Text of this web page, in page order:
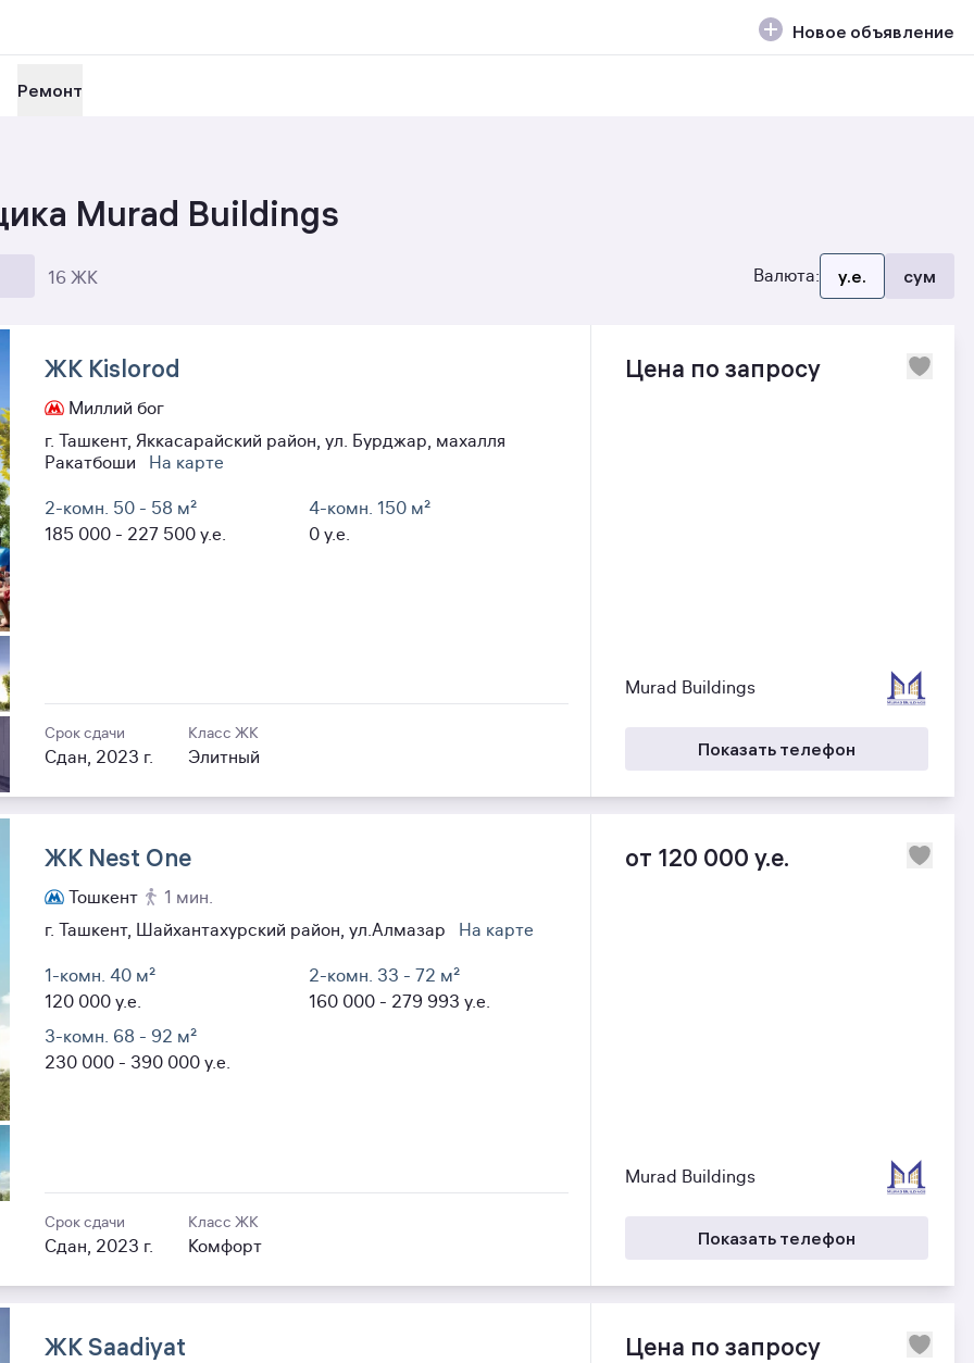
Новое объявление
Ремонт
Murad Buildings
16 ЖК Валюта: y.e. сум
ЖК Kislorod
Миллий бог
г. Ташкент, Яккасарайский район, ул. Бурджар, махалля
Ракатбоши
На карте
2-комн. 50 - 58 м²
185 000 - 227 500y.e.
4-комн. 150 м²
0 y.e.
Срок сдачи
Сдан, 2023 г.
Класс ЖК
Элитный
Цена по запросу
Murad Buildings
Показать телефон
ЖК Nest One
Тошкент
1 мин.
г. Ташкент, Шайхантахурский район, ул.Алмазар
На карте
1-комн. 40 м²
120 000 y.e.
2-комн. 33 - 72 м²
160 000 - 279 993 y.e.
3-комн. 68 - 92 м²
230 000 - 390 000y.e.
Срок сдачи
Сдан, 2023 г.
Класс ЖК
Комфорт
от 120 000 y.e.
Murad Buildings
Показать телефон
ЖК Saadiyat Цена по запросу